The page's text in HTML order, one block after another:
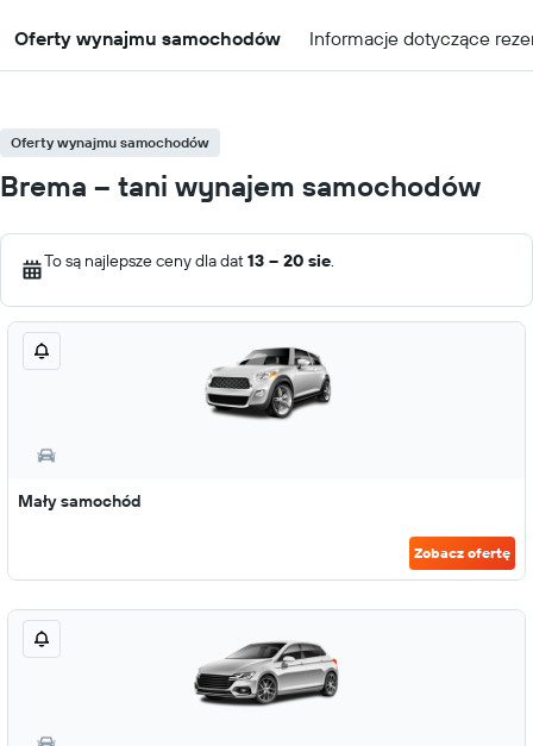
Oferty wynajmu samochodów Informacje dotyczące
Oferty wynajmu samochodów
Brema – tani wynajem samochodów
To są najlepsze ceny dla dat13 – 20 sie.
Mały samochód
Zobacz ofertę